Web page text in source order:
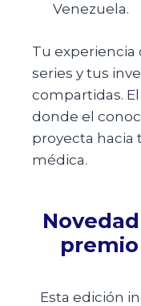
Venezuela.
Tu experiencia
series y tus
compartidas.
donde el
proyecta hacia
médica.
Esta edición